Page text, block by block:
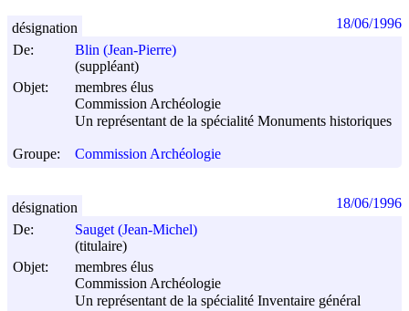
De:
Blin (Jean-Pierre)
(suppléant)
Objet:
membres élus
Commission Archéologie
Un représentant de la spécialité Monuments historiques
Groupe: Commission Archéologie
désignation 18/06/1996
De:
Sauget (Jean-Michel)
(titulaire)
Objet:
membres élus
Commission Archéologie
Un représentant de la spécialité Inventaire général
désignation 18/06/1996